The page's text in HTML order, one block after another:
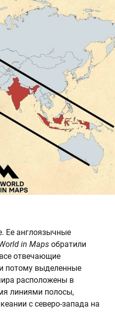
Ее англоязычные
in Maps обратили
отвечающие
потому выделенные
расположены в
линиями полосы,
с северо-запада на